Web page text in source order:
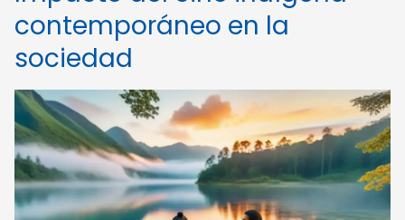
contemporáneo en la
sociedad